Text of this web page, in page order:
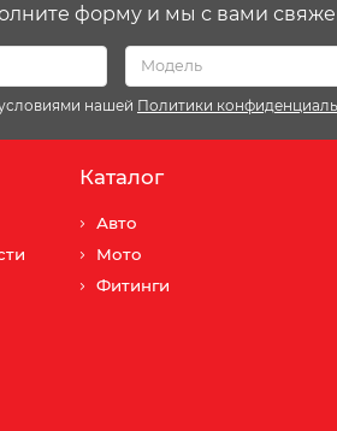
форму и мы с вами
нашей Политики
Каталог
Авто
Мото
Фитинги